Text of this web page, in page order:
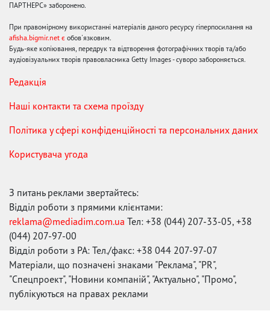
ПАРТНЕРС» заборонено.
При правомірному використанні матеріалів даного ресурсу гіперпосилання на
afisha.bigmir.net є обов'язковим.
Будь-яке копіювання, передрук та відтворення фотографічних творів та/або
аудіовізуальних творів правовласника Getty Images - суворо забороняється.
Редакція
Наші контакти та схема проїзду
Політика у сфері конфіденційності та персональних даних
Користувача угода
З питань реклами звертайтесь:
Відділ роботи з прямими клієнтами:
reklama@mediadim.com.ua Тел: +38 (044) 207-33-05, +38
(044) 207-97-00
Відділ роботи з РА: Тел./факс: +38 044 207-97-07
Матеріали, що позначені знаками "Реклама", "PR",
"Спецпроект", "Новини компаній", "Актуально", "Промо",
публікуються на правах реклами